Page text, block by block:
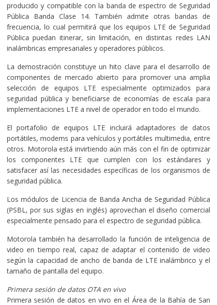
producido y compatible con la banda de espectro de Seguridad
Pública Banda Clase 14. También admite otras bandas de
frecuencia, lo cual permitirá que los equipos LTE de Seguridad
Pública puedan itinerar, sin limitación, en distintas redes LAN
inalámbricas empresariales y operadores públicos.
La demostración constituye un hito clave para el desarrollo de
componentes de mercado abierto para promover una amplia
selección de equipos LTE especialmente optimizados para
seguridad pública y beneficiarse de economías de escala para
implementaciones LTE a nivel de operador en todo el mundo.
El portafolio de equipos LTE incluirá adaptadores de datos
portátiles, modems para vehículos y portátiles multimedia, entre
otros. Motorola está invirtiendo aún más con el fin de optimizar
los componentes LTE que cumplen con los estándares y
satisfacer así las necesidades específicas de los organismos de
seguridad pública.
Los módulos de Licencia de Banda Ancha de Seguridad Pública
(PSBL, por sus siglas en inglés) aprovechan el diseño comercial
especialmente pensado para el espectro de seguridad pública.
Motorola también ha desarrollado la función de inteligencia de
video en tiempo real, capaz de adaptar el contenido de video
según la capacidad de ancho de banda de LTE inalámbrico y el
tamaño de pantalla del equipo.
Primera sesión de datos OTA en vivo
Primera sesión de datos en vivo en el Área de la Bahía de San